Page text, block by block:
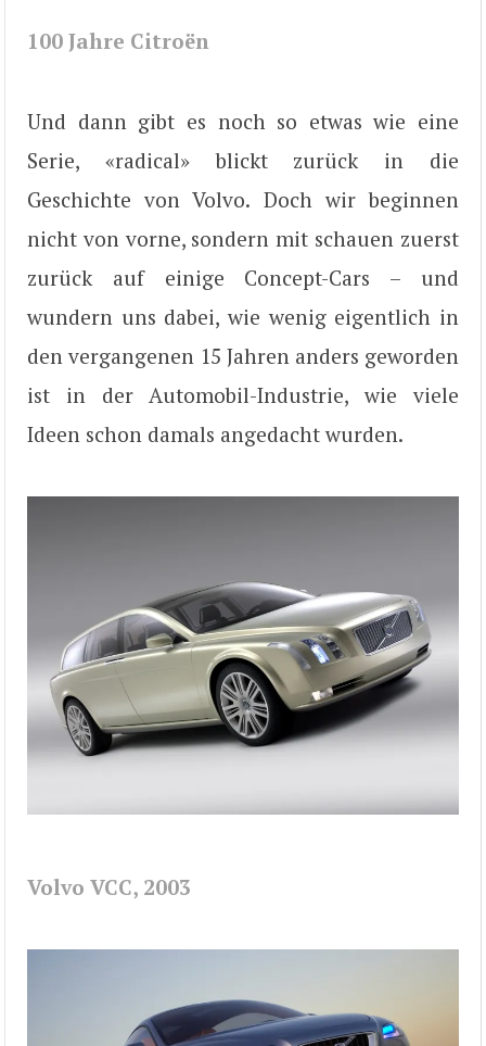
100 Jahre Citroën
Und dann gibt es noch so etwas wie eine
Serie, «radical» blickt zurück in die
Geschichte von Volvo. Doch wir beginnen
nicht von vorne, sondern mit schauen zuerst
zurück auf einige Concept-Cars – und
wundern uns dabei, wie wenig eigentlich in
den vergangenen 15 Jahren anders geworden
ist in der Automobil-Industrie, wie viele
Ideen schon damals angedacht wurden.
Volvo VCC, 2003